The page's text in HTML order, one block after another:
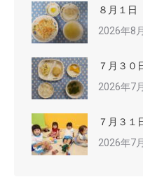
８月１日
2026年8
７月３０
2026年7
７月３１
2026年7